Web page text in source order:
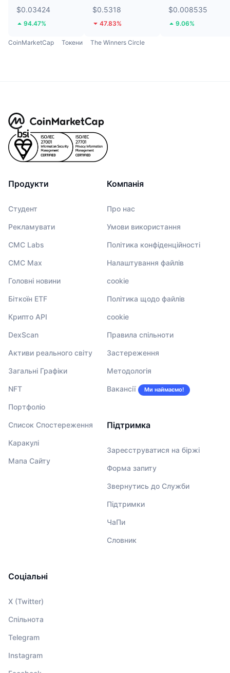
$0.03424
94.47%
$0.5318
47.83%
$0.008535
9.06%
CoinMarketCap Токени The Winners Circle
Продукти
Студент
Рекламувати
CMC Labs
CMC Max
Головні новини
Біткоїн ETF
Крипто API
DexScan
Активи реального світу
Загальні Графіки
NFT
Портфоліо
Список Спостереження
Каракулі
Мапа Сайту
Компанія
Про нас
Умови використання
Політика конфіденційності
Налаштування файлів
cookie
Політика щодо файлів
cookie
Правила спільноти
Застереження
Методологія
Вакансії Ми наймаємо!
Підтримка
Зареєструватися на біржі
Форма запиту
Звернутись до Служби
Підтримки
ЧаПи
Словник
Соціальні
X (Twitter)
Спільнота
Telegram
Instagram